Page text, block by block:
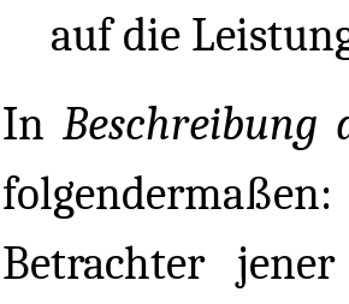
auf die
In Beschreibung
Betrachter